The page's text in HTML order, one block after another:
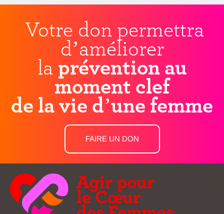
Votre don permettra
d’améliorer
la prévention au
moment clef
de la vie d’une femme
FAIRE UN DON